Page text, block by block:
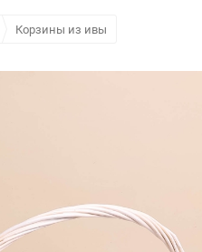
Корзины из ивы